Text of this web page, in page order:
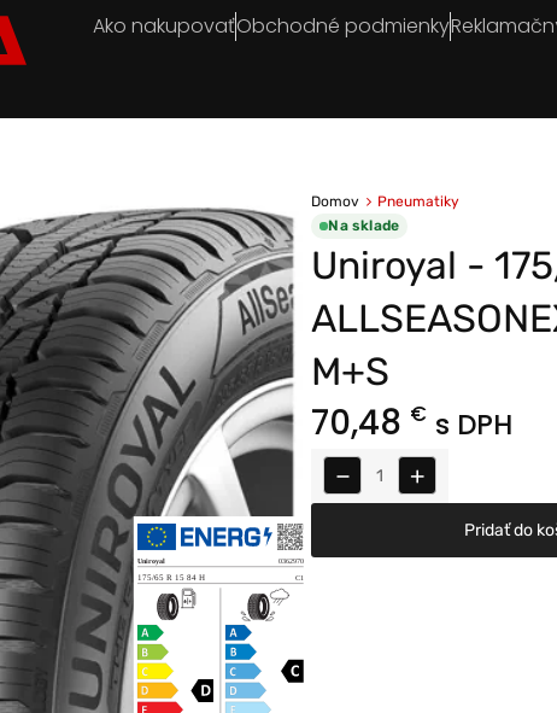
Ako nakupovaťObchodné podmienky
Domov
Pneumatiky
Na sklade
Uniroyal -
M+S
70,48 € s DPH
− +
Pridať do